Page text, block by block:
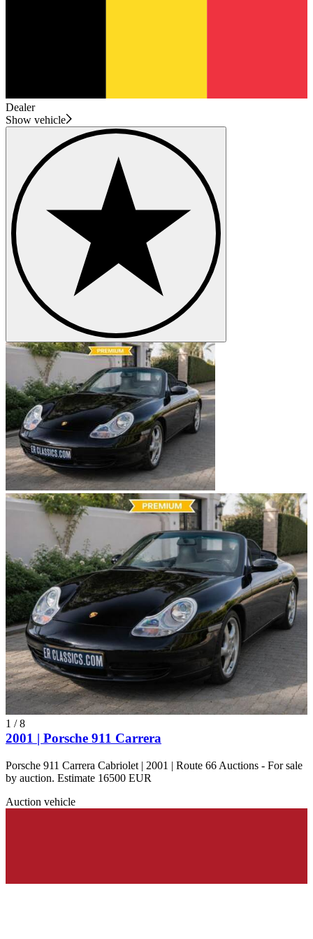
Dealer
Show vehicle
1 /8
2001 | Porsche 911 Carrera
Porsche 911 Carrera Cabriolet | 2001 | Route 66 Auctions - For sale
by auction. Estimate 16500 EUR
Auction vehicle